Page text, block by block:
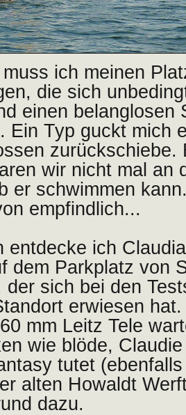
ich meinen
die sich
einen belanglosen
Ein Typ guckt mich
zurückschiebe.
wir nicht mal an
er schwimmen
empfindlich...
entdecke ich
dem Parkplatz von
der sich bei den
erwiesen
mm Leitz Tele
wie blöde,
tutet
alten Howaldt
dazu.